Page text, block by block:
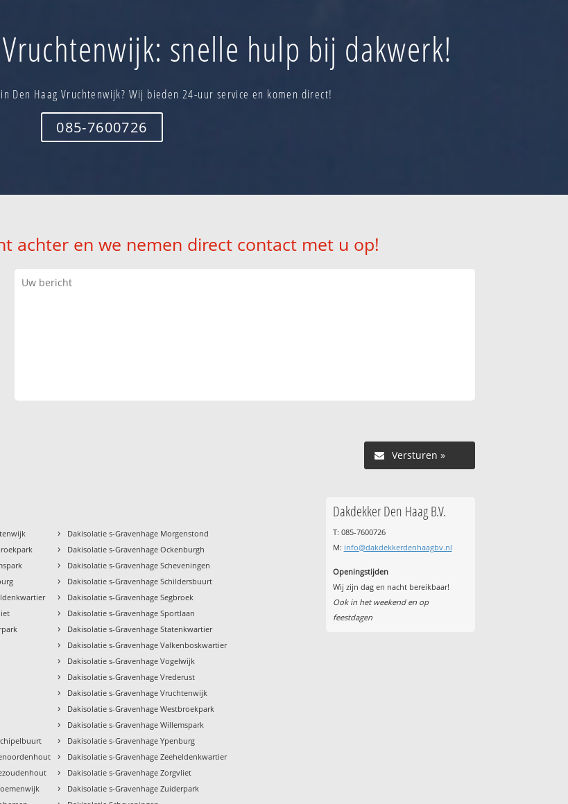
snelle hulp bij dakwerk!
Den Haag Vruchtenwijk? Wij bieden 24-uur service en komen direct!
085-7600726
achter en we nemen direct contact met u op!
Versturen »
› Dakisolatie s-Gravenhage Morgenstond
› Dakisolatie s-Gravenhage Ockenburgh
› Dakisolatie s-Gravenhage Scheveningen
› Dakisolatie s-Gravenhage Schildersbuurt
› Dakisolatie s-Gravenhage Segbroek
› Dakisolatie s-Gravenhage Sportlaan
› Dakisolatie s-Gravenhage Statenkwartier
› Dakisolatie s-Gravenhage Valkenboskwartier
› Dakisolatie s-Gravenhage Vogelwijk
› Dakisolatie s-Gravenhage Vrederust
› Dakisolatie s-Gravenhage Vruchtenwijk
› Dakisolatie s-Gravenhage Westbroekpark
› Dakisolatie s-Gravenhage Willemspark
› Dakisolatie s-Gravenhage Ypenburg
› Dakisolatie s-Gravenhage Zeeheldenkwartier
› Dakisolatie s-Gravenhage Zorgvliet
› Dakisolatie s-Gravenhage Zuiderpark
Dakdekker Den Haag B.V.
T: 085-7600726
M: info@dakdekkerdenhaagbv.nl
Openingstijden
Wij zijn dag en nacht bereikbaar!
Ook in het weekend en op
feestdagen